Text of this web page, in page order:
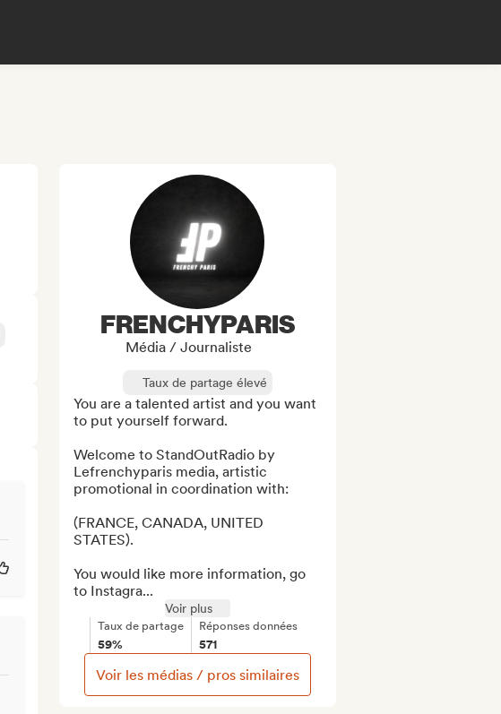
FRENCHYPARIS
Média / Journaliste
Taux de partage élevé
You are a talented artist and you want
to put yourself forward.
Welcome to StandOutRadio by
Lefrenchyparis media, artistic
promotional in coordination with:
(FRANCE, CANADA, UNITED
STATES).
You would like more information, go
to Instagra...
Voir plus
Taux de partage
59%
Réponses données
571
Voir les médias / pros similaires